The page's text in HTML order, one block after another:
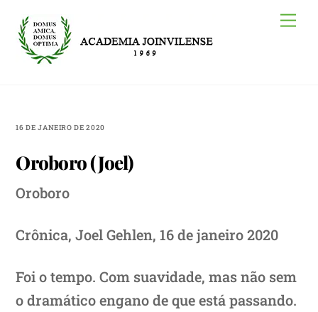
content
16 DE JANEIRO DE 2020
Oroboro (Joel)
Oroboro
Crônica, Joel Gehlen, 16 de janeiro 2020
Foi o tempo. Com suavidade, mas não sem
o dramático engano de que está passando.